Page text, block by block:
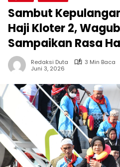
Sambut
Haji Kloter 2,
Sampaikan Rasa
Redaksi Duta
3 Min Baca
Juni 3, 2026